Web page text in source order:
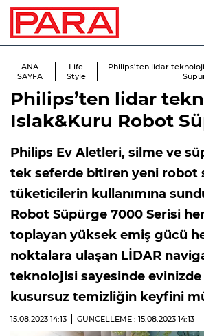
ANA
SAYFA
Life
Style
Philips’ten lidar
Philips’ten lidar
Islak&Kuru Robot
Philips Ev Aletleri, silme ve
tek seferde bitiren yeni robot
tüketicilerin kullanımına
Robot Süpürge 7000 Serisi
toplayan yüksek emiş gücü
noktalara ulaşan LİDAR
teknolojisi sayesinde
kusursuz temizliğin keyfini
15.08.2023 14:13 GÜNCELLEME : 15.08.2023 14:13